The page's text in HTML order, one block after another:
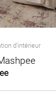
d'intérieur